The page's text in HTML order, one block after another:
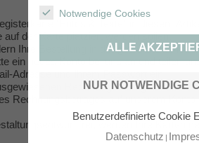
Notwendige Cookies
ALLE
NUR NOTWENDIGE
Benutzerdefinierte Cookie
Datenschutz
"Fotos & Texte" in diesem
der Karte platziert werden sollen.
Ihre Bestellung in der gewünschten
ein neues Konto bei uns an und teilen
Adresse und Ihrem Passwort ein.
Rechnungsbetrag auf unser
Rechnungsbetrages auf unserem
frei, werden Ihre Karten